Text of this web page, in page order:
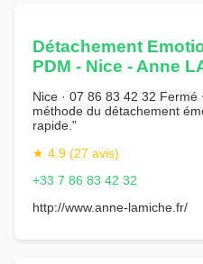
Détachement
PDM - Nice - Anne
Nice · 07 86 83 42 32
méthode du détachement
rapide."
★ 4.9 (27 avis)
+33 7 86 83 42 32
http://www.anne-lamiche.fr/